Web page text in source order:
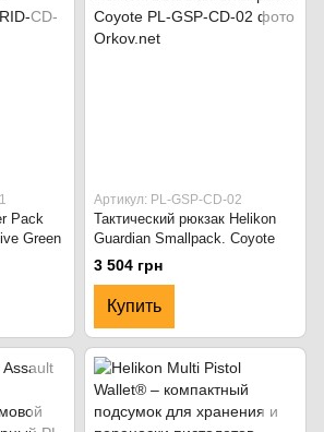
Pack
Green
Артикул: PL-GSP-CD-02
Тактический рюкзак Helikon
Guardian Smallpack. Coyote
3 504 грн
Купить